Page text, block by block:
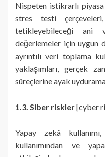
Nispeten istikrarlı
stres testi
tetikleyebileceği ani
değerlemeler için uygun
ayrıntılı veri toplama
yaklaşımları, gerçek
süreçlerine ayak
1.3. Siber riskler[cyber
Yapay zekâ
kullanımından ve